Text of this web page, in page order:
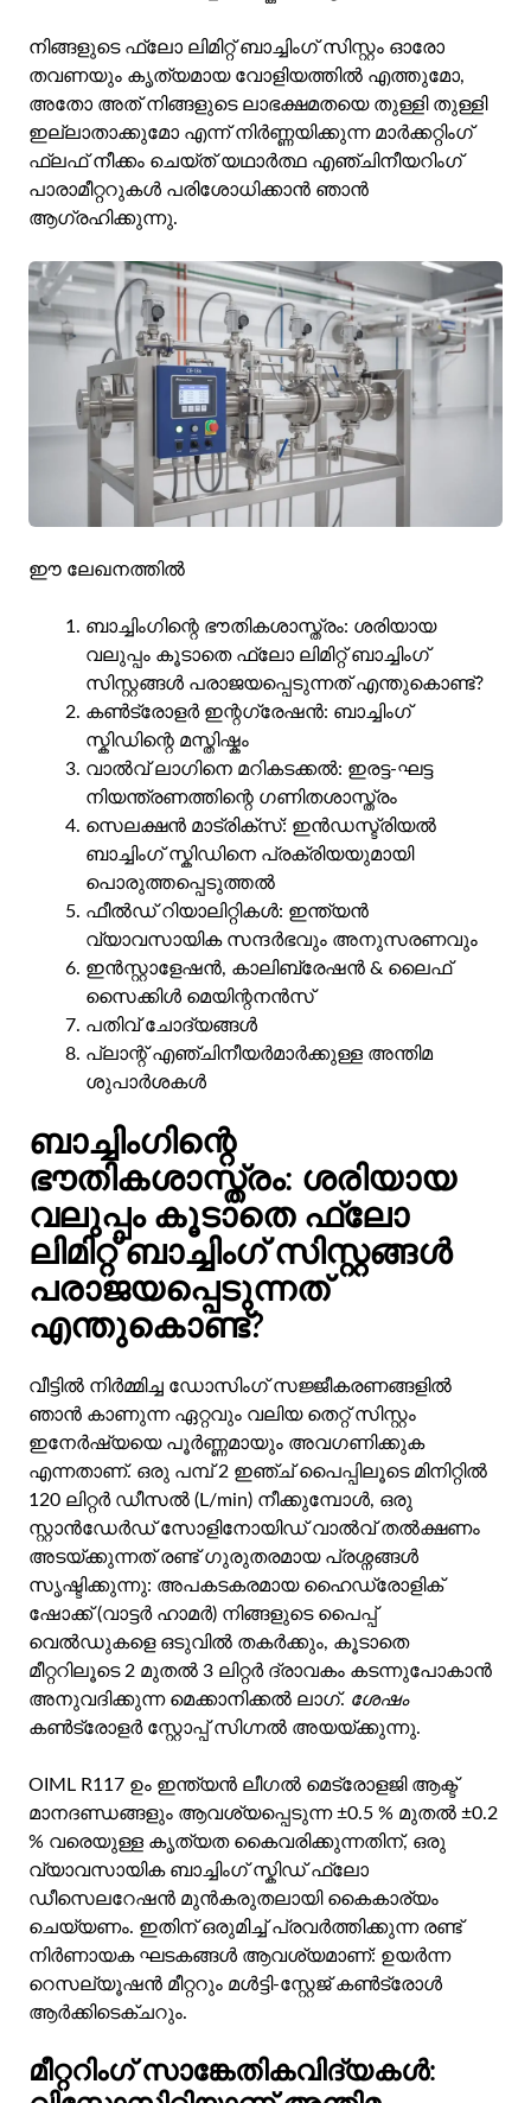
നിങ്ങളുടെ ഫ്ലോ ലിമിറ്റ് ബാച്ചിംഗ് സിസ്റ്റം ഓരോ
തവണയും കൃത്യമായ വോളിയത്തിൽ എത്തുമോ,
അതോ അത് നിങ്ങളുടെ ലാഭക്ഷമതയെ തുള്ളി തുള്ളി
ഇല്ലാതാക്കുമോ എന്ന് നിർണ്ണയിക്കുന്ന മാർക്കറ്റിംഗ്
ഫ്ലഫ് നീക്കം ചെയ്ത് യഥാർത്ഥ എഞ്ചിനീയറിംഗ്
പാരാമീറ്ററുകൾ പരിശോധിക്കാൻ ഞാൻ
ആഗ്രഹിക്കുന്നു.
ഈ ലേഖനത്തിൽ
ബാച്ചിംഗിന്റെ ഭൗതികശാസ്ത്രം: ശരിയായ
വലുപ്പം കൂടാതെ ഫ്ലോ ലിമിറ്റ് ബാച്ചിംഗ്
സിസ്റ്റങ്ങൾ പരാജയപ്പെടുന്നത് എന്തുകൊണ്ട്?
കൺട്രോളർ ഇന്റഗ്രേഷൻ: ബാച്ചിംഗ്
സ്കിഡിന്റെ മസ്തിഷ്കം
വാൽവ് ലാഗിനെ മറികടക്കൽ: ഇരട്ട-ഘട്ട
നിയന്ത്രണത്തിന്റെ ഗണിതശാസ്ത്രം
സെലക്ഷൻ മാട്രിക്സ്: ഇൻഡസ്ട്രിയൽ
ബാച്ചിംഗ് സ്കിഡിനെ പ്രക്രിയയുമായി
പൊരുത്തപ്പെടുത്തൽ
ഫീൽഡ് റിയാലിറ്റികൾ: ഇന്ത്യൻ
വ്യാവസായിക സന്ദർഭവും അനുസരണവും
ഇൻസ്റ്റാളേഷൻ, കാലിബ്രേഷൻ & ലൈഫ്
സൈക്കിൾ മെയിന്റനൻസ്
പതിവ് ചോദ്യങ്ങൾ
പ്ലാന്റ് എഞ്ചിനീയർമാർക്കുള്ള അന്തിമ
ശുപാർശകൾ
ബാച്ചിംഗിന്റെ
ഭൗതികശാസ്ത്രം: ശരിയായ
വലുപ്പം കൂടാതെ ഫ്ലോ
ലിമിറ്റ് ബാച്ചിംഗ് സിസ്റ്റങ്ങൾ
പരാജയപ്പെടുന്നത്
എന്തുകൊണ്ട്?
വീട്ടിൽ നിർമ്മിച്ച ഡോസിംഗ് സജ്ജീകരണങ്ങളിൽ
ഞാൻ കാണുന്ന ഏറ്റവും വലിയ തെറ്റ് സിസ്റ്റം
ഇനേർഷ്യയെ പൂർണ്ണമായും അവഗണിക്കുക
എന്നതാണ്. ഒരു പമ്പ് 2 ഇഞ്ച് പൈപ്പിലൂടെ മിനിറ്റിൽ
120 ലിറ്റർ ഡീസൽ (L/min) നീക്കുമ്പോൾ, ഒരു
സ്റ്റാൻഡേർഡ് സോളിനോയിഡ് വാൽവ് തൽക്ഷണം
അടയ്ക്കുന്നത് രണ്ട് ഗുരുതരമായ പ്രശ്നങ്ങൾ
സൃഷ്ടിക്കുന്നു: അപകടകരമായ ഹൈഡ്രോളിക്
ഷോക്ക് (വാട്ടർ ഹാമർ) നിങ്ങളുടെ പൈപ്പ്
വെൽഡുകളെ ഒടുവിൽ തകർക്കും, കൂടാതെ
മീറ്ററിലൂടെ 2 മുതൽ 3 ലിറ്റർ ദ്രാവകം കടന്നുപോകാൻ
അനുവദിക്കുന്ന മെക്കാനിക്കൽ ലാഗ്. ശേഷം
കൺട്രോളർ സ്റ്റോപ്പ് സിഗ്നൽ അയയ്ക്കുന്നു.
OIML R117 ഉം ഇന്ത്യൻ ലീഗൽ മെട്രോളജി ആക്ട്
മാനദണ്ഡങ്ങളും ആവശ്യപ്പെടുന്ന ±0.5 % മുതൽ ±0.2
% വരെയുള്ള കൃത്യത കൈവരിക്കുന്നതിന്, ഒരു
വ്യാവസായിക ബാച്ചിംഗ് സ്കിഡ് ഫ്ലോ
ഡീസെലറേഷൻ മുൻകരുതലായി കൈകാര്യം
ചെയ്യണം. ഇതിന് ഒരുമിച്ച് പ്രവർത്തിക്കുന്ന രണ്ട്
നിർണായക ഘടകങ്ങൾ ആവശ്യമാണ്: ഉയർന്ന
റെസല്യൂഷൻ മീറ്ററും മൾട്ടി-സ്റ്റേജ് കൺട്രോൾ
ആർക്കിടെക്ചറും.
മീറ്ററിംഗ് സാങ്കേതികവിദ്യകൾ: